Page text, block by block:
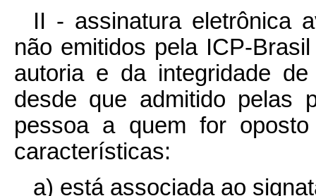
II - assinatura eletrônica
não emitidos pela ICP-
autoria e da integridade
desde que admitido pelas
pessoa a quem for
características:
a) está associada ao